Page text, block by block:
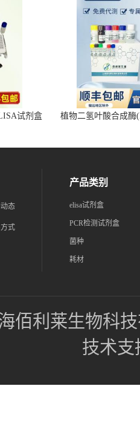
试剂盒 植物二氢叶酸合成酶
态
式
产品类别
elisa试剂盒
PCR检测试剂盒
菌种
耗材
海佰利莱生物科
技术